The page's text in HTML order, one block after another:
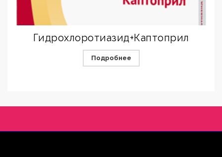
Гидрохлоротиазид+Каптоприл
Подробнее